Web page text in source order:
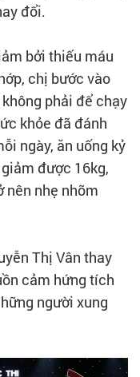
đổi.
bởi thiếu máu
chị bước vào
không phải để chạy
khỏe đã đánh
ngày, ăn uống kỷ
được 16kg,
nên nhẹ nhõm
Thị Vân thay
cảm hứng tích
người xung